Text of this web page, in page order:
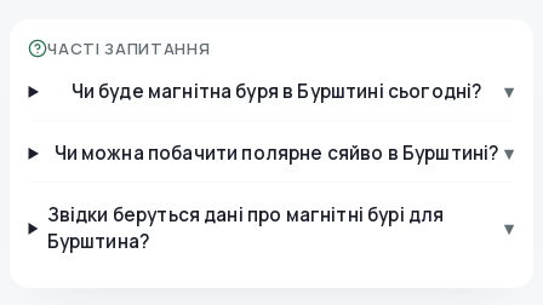
ЧАСТІ ЗАПИТАННЯ
Чи буде магнітна буря в Бурштині сьогодні? ▾
Чи можна побачити полярне сяйво в Бурштині? ▾
Звідки беруться дані про магнітні бурі для
Бурштина?
▾